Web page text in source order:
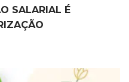
SALARIAL É